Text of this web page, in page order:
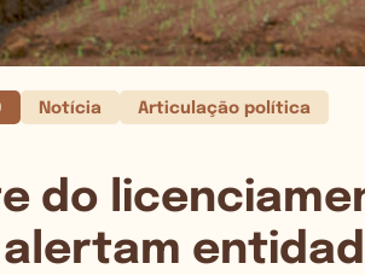
Notícia Articulação política
do
alertam